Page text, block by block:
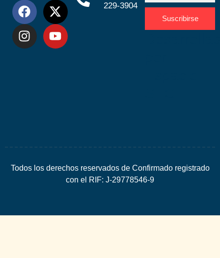
229-3904
Suscribirse
Todos los derechos reservados de Confirmado registrado
con el RIF: J-29778546-9